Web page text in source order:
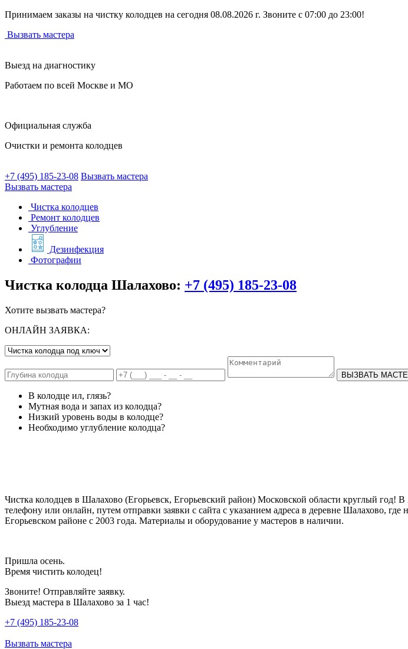
Принимаем заказы на чистку колодцев на сегодня 08.08.2026 г. Звоните с 07:00 до 23:00!
Вызвать мастера
Выезд на диагностику
Работаем по всей Москве и МО
Официальная служба
Очистки и ремонта колодцев
+7 (495) 185-23-08 Вызвать мастера
Вызвать мастера
Чистка колодцев
Ремонт колодцев
Углубление
Дезинфекция
Фотографии
Чистка колодца Шалахово: +7 (495) 185-23-08
Хотите вызвать мастера?
ОНЛАЙН ЗАЯВКА:
ВЫЗВАТЬ
В колодце ил, глязь?
Мутная вода и запах из колодца?
Низкий уровень воды в колодце?
Необходимо углубление колодца?
Чистка колодцев в Шалахово (Егорьевск, Егорьевский район) Московской области круглый год!
телефону или онлайн, путем отправки заявки с сайта с указанием адреса в деревне Шалахово,
Егорьевском районе с 2003 года. Материалы и оборудование у мастеров в наличии.
Пришла осень.
Время чистить колодец!
Звоните! Отправляйте заявку.
Выезд мастера в Шалахово за 1 час!
+7 (495) 185-23-08
Вызвать мастера